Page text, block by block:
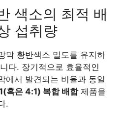
색소의 최적 배
섭취량
막 황반색소 밀도를 유지하
다. 장기적으로 효율적인
에서 발견되는 비율과 동일
혹은 4:1) 복합 배합제품을
.